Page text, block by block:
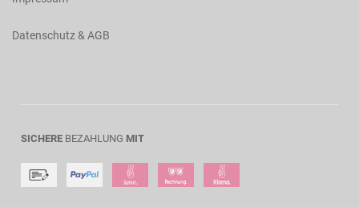
Datenschutz & AGB
SICHERE BEZAHLUNG MIT